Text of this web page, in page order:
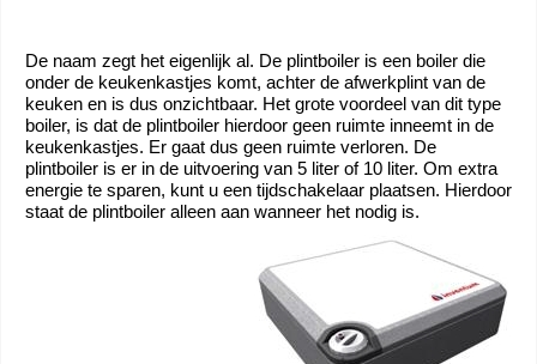
De naam zegt het eigenlijk al. De plintboiler is een boiler die
onder de keukenkastjes komt, achter de afwerkplint van de
keuken en is dus onzichtbaar. Het grote voordeel van dit type
boiler, is dat de plintboiler hierdoor geen ruimte inneemt in de
keukenkastjes. Er gaat dus geen ruimte verloren. De
plintboiler is er in de uitvoering van 5 liter of 10 liter. Om extra
energie te sparen, kunt u een tijdschakelaar plaatsen. Hierdoor
staat de plintboiler alleen aan wanneer het nodig is.